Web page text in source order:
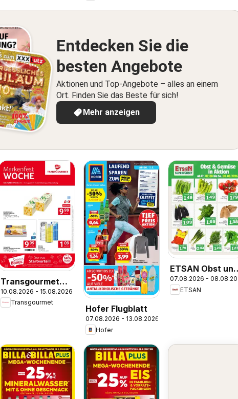
Entdecken Sie die
besten Angebote
Aktionen und Top-Angebote – alles an einem
Ort. Finden Sie das Beste für sich!
Mehr anzeigen
Transgourmet
Markenfest
Woche
10.08.2026 - 15.08.2026
Transgourmet
Hofer Flugblatt
07.08.2026 - 13.08.2026
Hofer
ETSAN Obst und
Gemüse
07.08.2026 -
ETSAN